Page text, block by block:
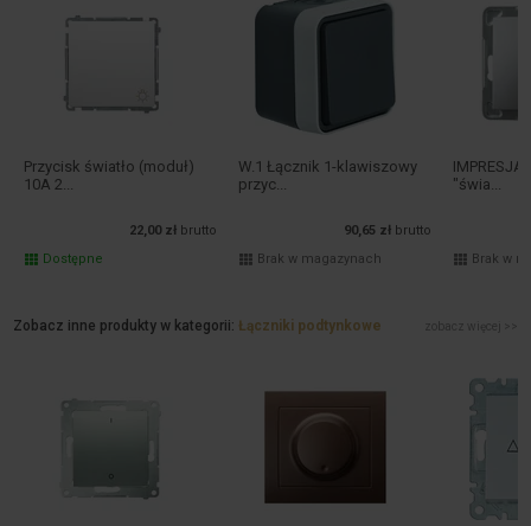
Przycisk światło (moduł)
10A 2...
22,00 zł
brutto
Dostępne
W.1 Łącznik 1-klawiszowy
przyc...
90,65 zł
brutto
Brak w magazynach
"świa...
Brak w
Zobacz inne produkty w kategorii: Łączniki podtynkowe zobacz więcej >>